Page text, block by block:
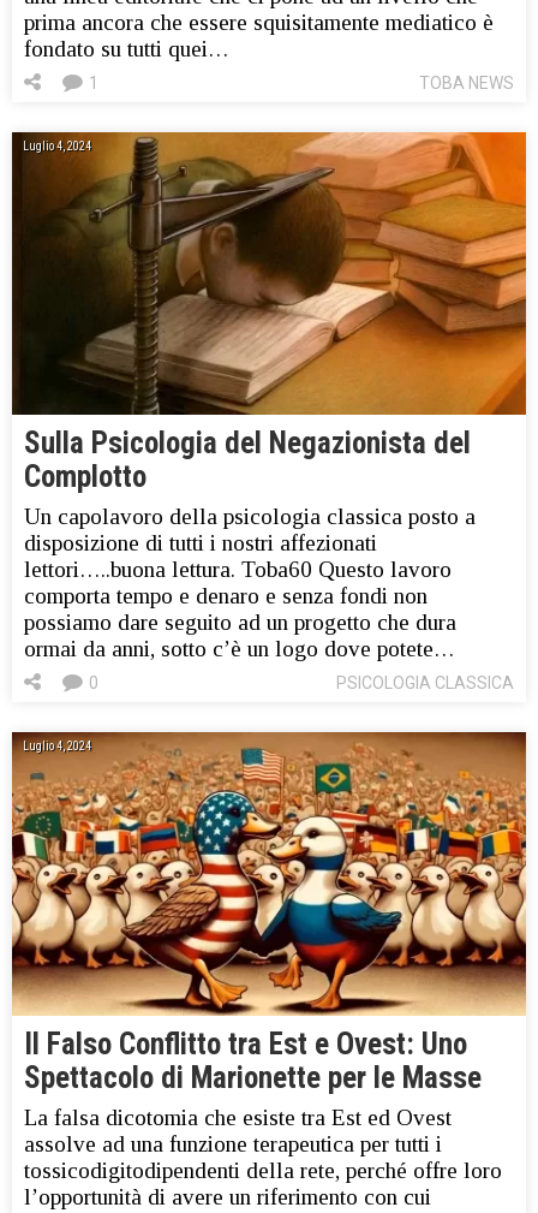
prima ancora che essere squisitamente mediatico è
fondato su tutti quei…
TOBA NEWS
1
Luglio 4, 2024
Sulla Psicologia del Negazionista del
Complotto
Un capolavoro della psicologia classica posto a
disposizione di tutti i nostri affezionati
lettori…..buona lettura. Toba60 Questo lavoro
comporta tempo e denaro e senza fondi non
possiamo dare seguito ad un progetto che dura
ormai da anni, sotto c’è un logo dove potete…
PSICOLOGIA CLASSICA
0
Luglio 4, 2024
Il Falso Conflitto tra Est e Ovest: Uno
Spettacolo di Marionette per le Masse
La falsa dicotomia che esiste tra Est ed Ovest
assolve ad una funzione terapeutica per tutti i
tossicodigitodipendenti della rete, perché offre loro
l’opportunità di avere un riferimento con cui